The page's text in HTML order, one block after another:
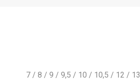
7 / 8 / 9 / 9,5 / 10 / 10,5 / 12 / 13